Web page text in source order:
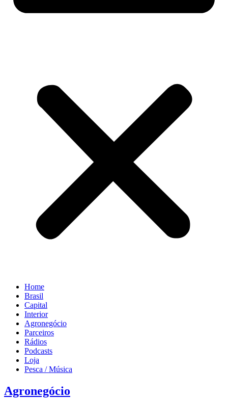
Home
Brasil
Capital
Interior
Agronegócio
Parceiros
Rádios
Podcasts
Loja
Pesca / Música
Agronegócio